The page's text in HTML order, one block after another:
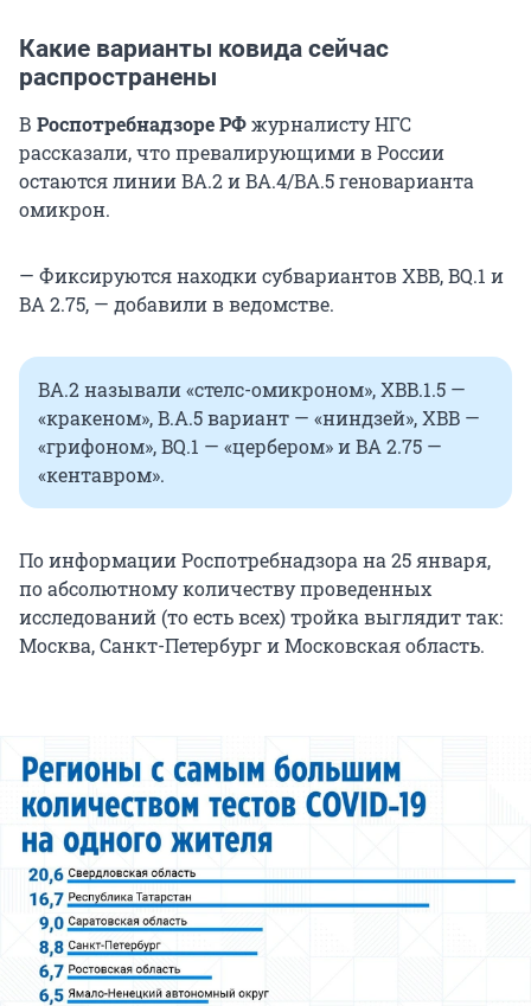
Какие варианты ковида сейчас
распространены
В Роспотребнадзоре РФжурналисту НГС
рассказали, что превалирующими в России
остаются линии BA.2 и BA.4/BA.5 геноварианта
омикрон.
— Фиксируются находки субвариантов XBB, BQ.1 и
BA 2.75, — добавили в ведомстве.
BA.2 называли «стелс-омикроном», XBB.1.5 —
«кракеном», B.A.5 вариант — «ниндзей», XBB —
«грифоном», BQ.1 — «цербером» и BA 2.75 —
«кентавром».
По информации Роспотребнадзора на 25 января,
по абсолютному количеству проведенных
исследований (то есть всех) тройка выглядит так:
Москва, Санкт-Петербург и Московская область.